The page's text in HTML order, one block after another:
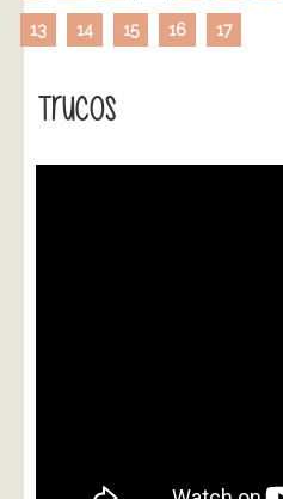
13 14 15 16 17
Trucos